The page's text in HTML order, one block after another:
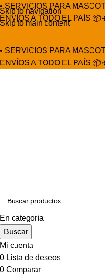
Skip to navigation
Skip to main content
• SERVICIOS PARA
ENVÍOS A TODO EL PAÍS
• SERVICIOS PARA
ENVÍOS A TODO EL PAÍS
En categoría
Buscar
Mi cuenta
0 Lista de deseos
0 Comparar